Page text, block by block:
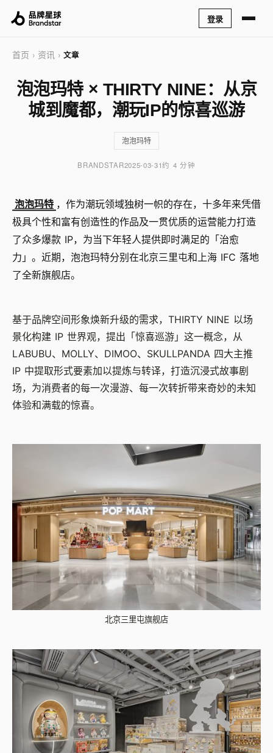
登录
首页 › 资讯 › 文章
泡泡玛特 × THIRTY NINE：从京
城到魔都，潮玩IP的惊喜巡游
泡泡玛特
BRANDSTAR2025-03-31约 4 分钟
泡泡玛特 ，作为潮玩领域独树一帜的存在，十多年来凭借
极具个性和富有创造性的作品及一贯优质的运营能力打造
了众多爆款 IP，为当下年轻人提供即时满足的「治愈
力」。近期，泡泡玛特分别在北京三里屯和上海 IFC 落地
了全新旗舰店。
基于品牌空间形象焕新升级的需求，THIRTY NINE 以场
景化构建 IP 世界观，提出「惊喜巡游」这一概念，从
LABUBU、MOLLY、DIMOO、SKULLPANDA 四大主推
IP 中提取形式要素加以提炼与转译，打造沉浸式故事剧
场，为消费者的每一次漫游、每一次转折带来奇妙的未知
体验和满载的惊喜。
北京三里屯旗舰店